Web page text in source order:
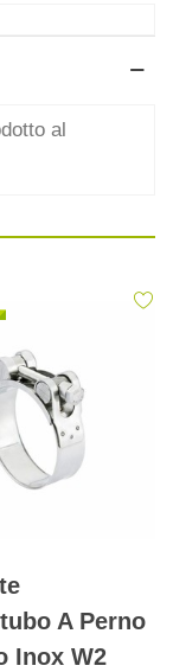
al
A Perno
Inox W2